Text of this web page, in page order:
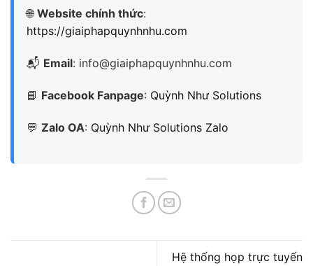
🌐 Website chính thức:
https://giaiphapquynhnhu.com
📬 Email: info@giaiphapquynhnhu.com
📘 Facebook Fanpage: Quỳnh Như Solutions
💬 Zalo OA: Quỳnh Như Solutions Zalo
Hệ thống họp trực tuyến